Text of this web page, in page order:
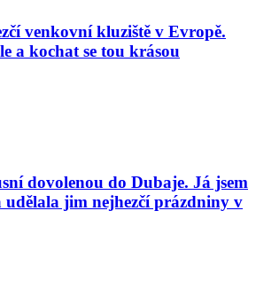
venkovní kluziště v Evropě.
a kochat se tou krásou
dovolenou do Dubaje. Já jsem
udělala jim nejhezčí prázdniny v